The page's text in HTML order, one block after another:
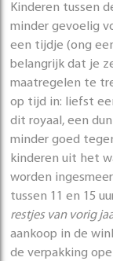
Kinderen tussen
minder gevoelig
een tijdje (ong
belangrijk dat je
maatregelen te
op tijd in: liefst
dit royaal, een
minder goed
kinderen uit het
worden
tussen 11 en 15
restjes van vorig
aankoop in de
de verpakking